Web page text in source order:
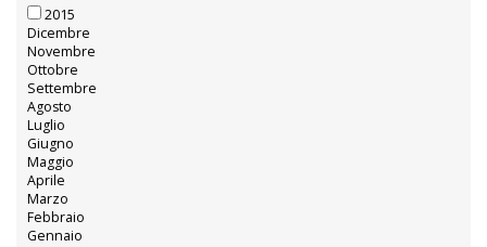
2015
Dicembre
Novembre
Ottobre
Settembre
Agosto
Luglio
Giugno
Maggio
Aprile
Marzo
Febbraio
Gennaio